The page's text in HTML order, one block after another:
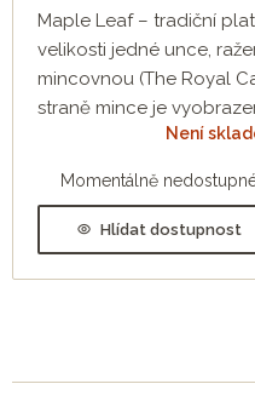
Maple Leaf – tradiční
velikosti jedné unce,
mincovnou (The Royal
straně mince je
Není
Momentálně
Hlídat dostupnost